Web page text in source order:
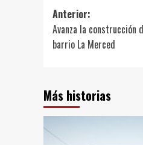
Navegación
de
entradas
Anterior:
Avanza la construcción
barrio La Merced
Más historias